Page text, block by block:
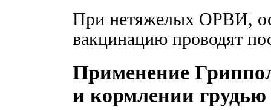
При нетяжелых ОРВИ,
вакцинацию проводят
Применение
и кормлении грудью